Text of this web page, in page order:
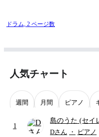
ドラム, 2 ページ数
人気チャート
週間 月間 ピアノ
1
島のうた (セイ
セイレーン(CV.
Dさん ・ ピアノ